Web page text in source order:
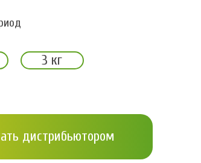
3 кг
дистрибьютором